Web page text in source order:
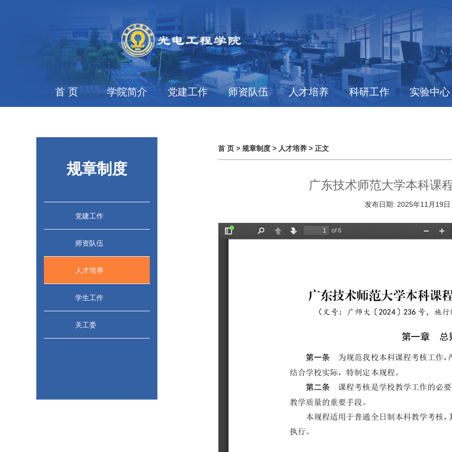
首 页 学院简介 党建工作 师资队伍 人才培养 科研工作 实验中心
规章制度
党建工作
师资队伍
人才培养
学生工作
关工委
首 页 > 规章制度 > 人才培养 > 正文
广东技术师范大学本科课
发布日期: 2025年11月19